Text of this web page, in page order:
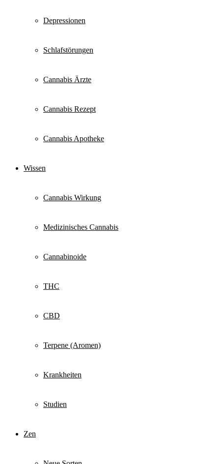
Depressionen
Schlafstörungen
Cannabis Ärzte
Cannabis Rezept
Cannabis Apotheke
Wissen
Cannabis Wirkung
Medizinisches Cannabis
Cannabinoide
THC
CBD
Terpene (Aromen)
Krankheiten
Studien
Zen